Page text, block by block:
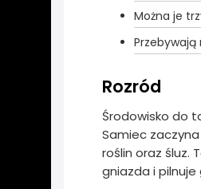
Można je
Rozród
Środowisko do
Samiec
roślin oraz śluz.
gniazda i pilnuje